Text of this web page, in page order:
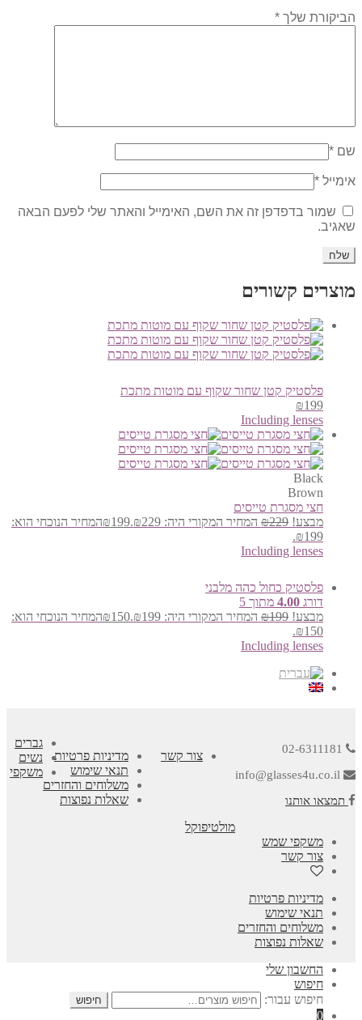
הביקורת שלך *
שם *
אימייל *
שמור בדפדפן זה את השם, האימייל והאתר שלי לפעם הבאה
שאגיב.
מוצרים קשורים
פלסטיק קטן שחור שקוף עם מוטות מתכת
₪199
Including lenses
Black
Brown
חצי מסגרת טייסים
מבצע!
₪229 המחיר המקורי היה: ₪229. ₪199
המחיר הנוכחי הוא:
₪199.
Including lenses
פלסטיק כחול כהה מלבני
דורג 4.00 מתוך 5
מבצע!
₪199 המחיר המקורי היה: ₪199. ₪150
המחיר הנוכחי הוא:
₪150.
Including lenses
תמצאו אותנו
צור קשר
מדיניות פרטיות
תנאי שימוש
משלוחים והחזרים
שאלות נפוצות
גברים
נשים
משקפי
מולטיפוקל
משקפי שמש
צור קשר
מדיניות פרטיות
תנאי שימוש
משלוחים והחזרים
שאלות נפוצות
החשבון שלי
חיפוש
חיפוש עבור:
חיפוש
0